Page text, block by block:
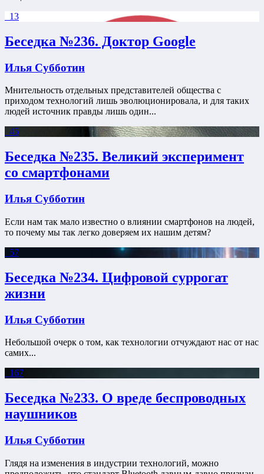
13
Беседка №236. Доктор Google
Илья Субботин
Мнительность отдельных представителей общества с
приходом технологий лишь эволюционировала, и для таких
людей источник правды лишь один...
45
Беседка №235. Великий эксперимент
со смартфонами
Илья Субботин
Если нам так мало известно о влиянии смартфонов на людей,
то почему мы так легко доверяем их нашим детям?
57
Беседка №234. Цифровой суррогат
жизни
Илья Субботин
Небольшой очерк о том, как технологии отчуждают нас от нас
самих...
167
Беседка №233. О вреде беспроводных
наушников
Илья Субботин
Глядя на изменения в индустрии технологий, можно